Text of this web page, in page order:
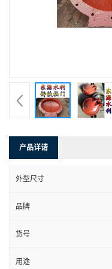
产品详请
外型尺寸
品牌
货号
用途